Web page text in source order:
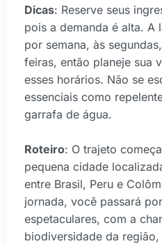
Dicas: Reserve seus
pois a demanda é alta. A
por semana, às
feiras, então planeje sua
esses horários. Não se
essenciais como
garrafa de água.
Roteiro: O trajeto
pequena cidade
entre Brasil, Peru e
jornada, você passará
espetaculares, com a
biodiversidade da